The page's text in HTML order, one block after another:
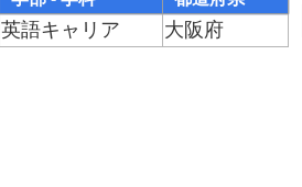
英語キャリア 大阪府